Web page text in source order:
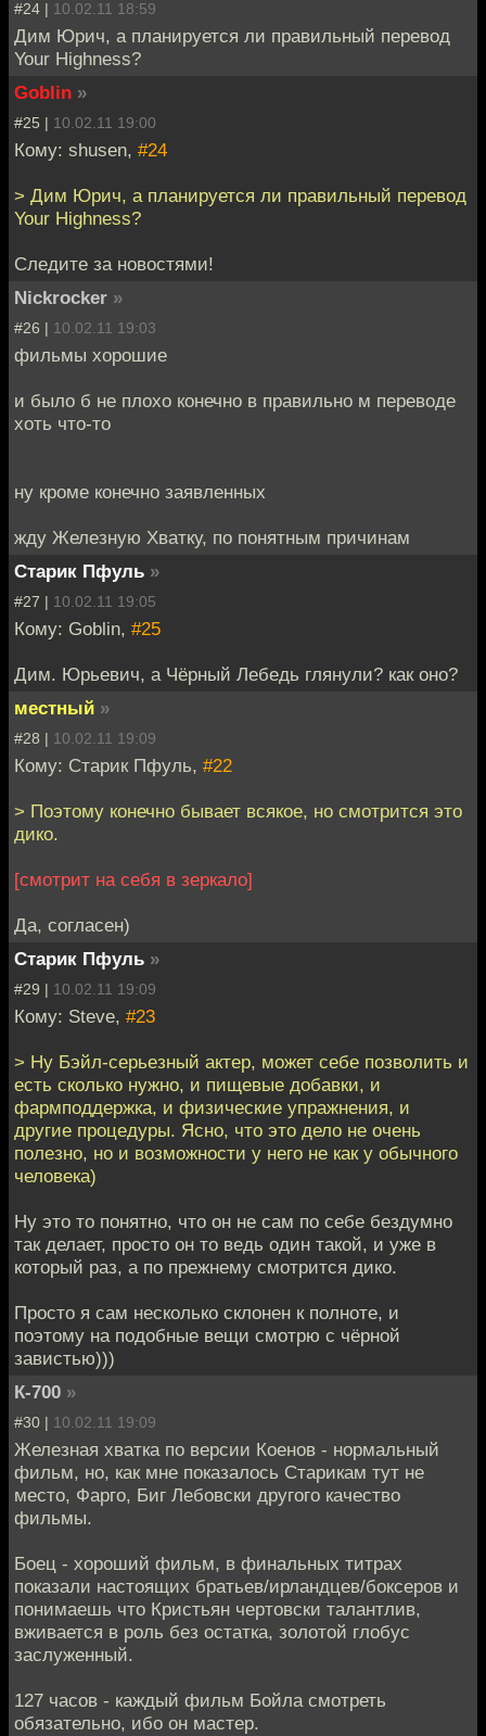
#24 | 10.02.11 18:59
Дим Юрич, а планируется ли правильный перевод
Your Highness?
Goblin »
#25 | 10.02.11 19:00
Кому: shusen, #24
> Дим Юрич, а планируется ли правильный перевод
Your Highness?
Следите за новостями!
Nickrocker »
#26 | 10.02.11 19:03
фильмы хорошие
и было б не плохо конечно в правильно м переводе
хоть что-то
ну кроме конечно заявленных
жду Железную Хватку, по понятным причинам
Старик Пфуль »
#27 | 10.02.11 19:05
Кому: Goblin, #25
Дим. Юрьевич, а Чёрный Лебедь глянули? как оно?
местный »
#28 | 10.02.11 19:09
Кому: Старик Пфуль, #22
> Поэтому конечно бывает всякое, но смотрится это
дико.
[смотрит на себя в зеркало]
Да, согласен)
Старик Пфуль »
#29 | 10.02.11 19:09
Кому: Steve, #23
> Ну Бэйл-серьезный актер, может себе позволить и
есть сколько нужно, и пищевые добавки, и
фармподдержка, и физические упражнения, и
другие процедуры. Ясно, что это дело не очень
полезно, но и возможности у него не как у обычного
человека)
Ну это то понятно, что он не сам по себе бездумно
так делает, просто он то ведь один такой, и уже в
который раз, а по прежнему смотрится дико.
Просто я сам несколько склонен к полноте, и
поэтому на подобные вещи смотрю с чёрной
завистью)))
К-700 »
#30 | 10.02.11 19:09
Железная хватка по версии Коенов - нормальный
фильм, но, как мне показалось Старикам тут не
место, Фарго, Биг Лебовски другого качество
фильмы.
Боец - хороший фильм, в финальных титрах
показали настоящих братьев/ирландцев/боксеров и
понимаешь что Кристьян чертовски талантлив,
вживается в роль без остатка, золотой глобус
заслуженный.
127 часов - каждый фильм Бойла смотреть
обязательно, ибо он мастер.